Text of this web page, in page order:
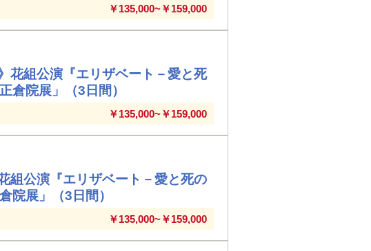
￥135,000~￥159,000
花組公演『エリザベート－愛と死
倉院展」（3日間）
￥135,000~￥159,000
組公演『エリザベート－愛と死の
院展」（3日間）
￥135,000~￥159,000